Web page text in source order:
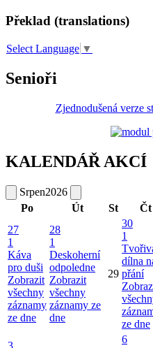
Překlad (translations)
Select Language ▼
Senioři
Zjednodušená verze
KALENDÁŘ AKCÍ
Srpen2026
Po
Út St Čt
27
1
Káva
pro duši
Zobrazit
všechny
záznamy
ze dne
28
1
Deskoherní
odpoledne
Zobrazit
všechny
záznamy ze
dne
29
30
1
dílna
přání
ze dne
3
6